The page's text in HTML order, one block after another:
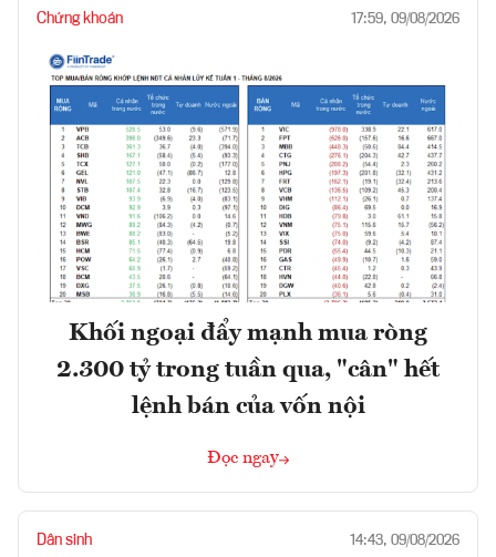
Chứng khoán 17:59, 09/08/2026
Khối ngoại đẩy mạnh mua ròng
2.300 tỷ trong tuần qua, "cân" hết
lệnh bán của vốn nội
Đọc ngay
Dân sinh 14:43, 09/08/2026